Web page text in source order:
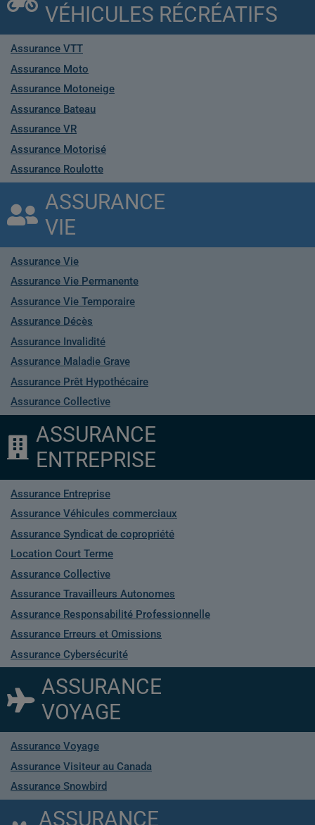
VÉHICULES RÉCRÉATIFS
Assurance VTT
Assurance Moto
Assurance Motoneige
Assurance Bateau
Assurance VR
Assurance Motorisé
Assurance Roulotte
ASSURANCE
VIE
Assurance Vie
Assurance Vie Permanente
Assurance Vie Temporaire
Assurance Décès
Assurance Invalidité
Assurance Maladie Grave
Assurance Prêt Hypothécaire
Assurance Collective
ASSURANCE
ENTREPRISE
Assurance Entreprise
Assurance Véhicules commerciaux
Assurance Syndicat de copropriété
Location Court Terme
Assurance Collective
Assurance Travailleurs Autonomes
Assurance Responsabilité Professionnelle
Assurance Erreurs et Omissions
Assurance Cybersécurité
ASSURANCE
VOYAGE
Assurance Voyage
Assurance Visiteur au Canada
Assurance Snowbird
ASSURANCE